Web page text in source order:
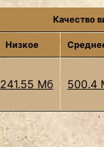
Качество
Низкое
241.55 Мб 500.4